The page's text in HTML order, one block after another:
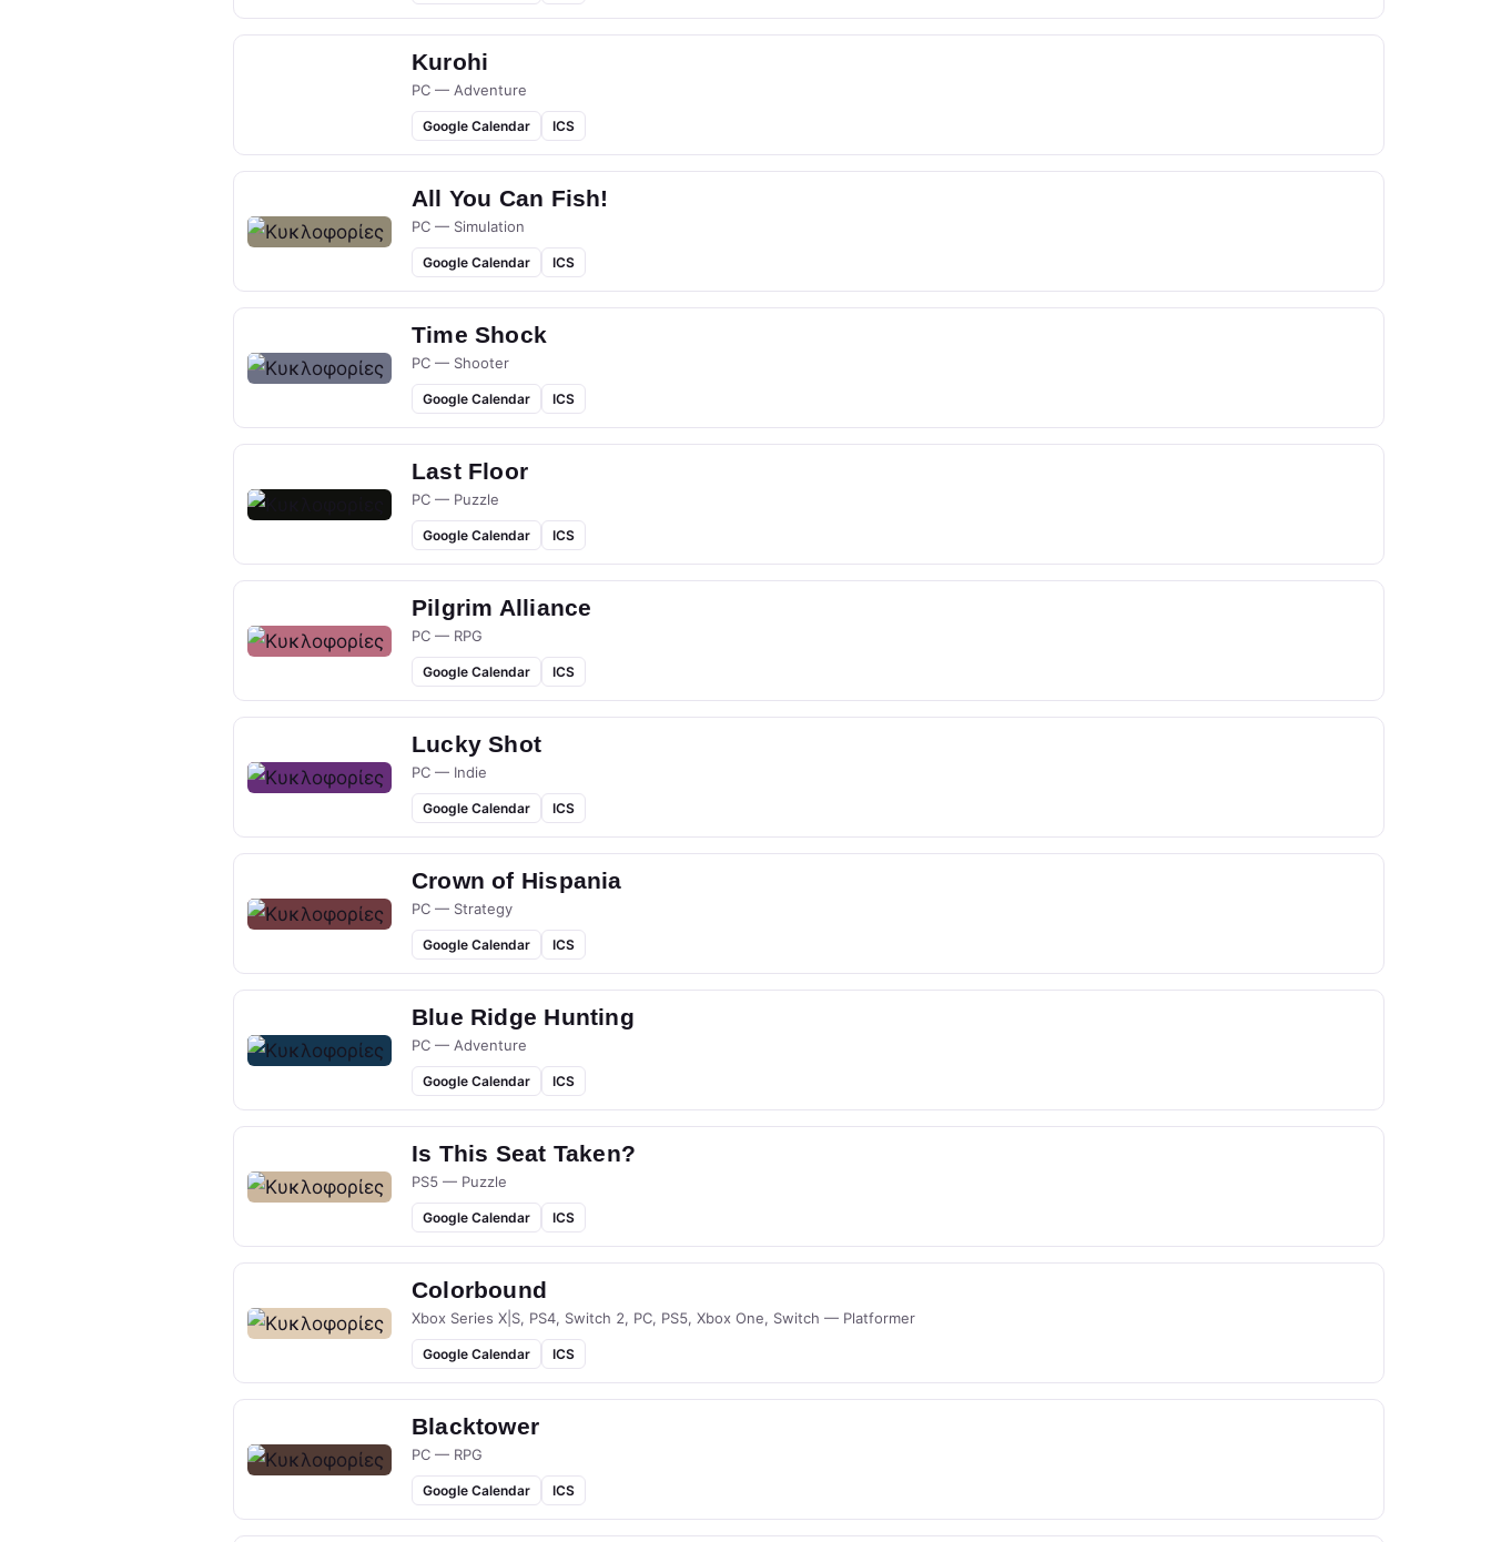
Kurohi
PC — Adventure
Google Calendar ICS
All You Can Fish!
PC — Simulation
Google Calendar ICS
Time Shock
PC — Shooter
Google Calendar ICS
Last Floor
PC — Puzzle
Google Calendar ICS
Pilgrim Alliance
PC — RPG
Google Calendar ICS
Lucky Shot
PC — Indie
Google Calendar ICS
Crown of Hispania
PC — Strategy
Google Calendar ICS
Blue Ridge Hunting
PC — Adventure
Google Calendar ICS
Is This Seat Taken?
PS5 — Puzzle
Google Calendar ICS
Colorbound
Xbox Series X|S, PS4, Switch 2, PC, PS5, Xbox One, Switch — Platformer
Google Calendar ICS
Blacktower
PC — RPG
Google Calendar ICS